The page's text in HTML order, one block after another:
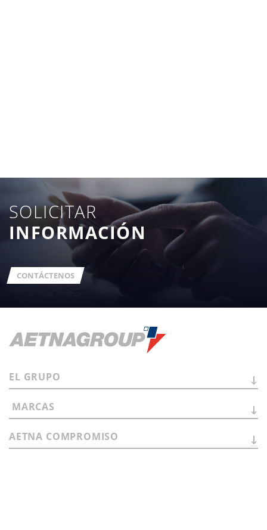
SOLICITAR
INFORMACIÓN
CONTÁCTENOS
EL GRUPO
MARCAS
AETNA COMPROMISO